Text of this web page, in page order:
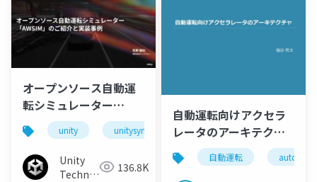
オープンソース自動運
転シミュレーター
「AWSIM」のご紹介と
実装事例
unity unitysync
Unity
Technologies136.8K
自動運転向けアクセラ
レータのアーキテクチ
ャ
自動運転 autoware